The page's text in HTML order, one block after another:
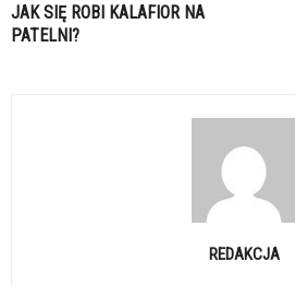
JAK SIĘ ROBI KALAFIOR NA
PATELNI?
REDAKCJA